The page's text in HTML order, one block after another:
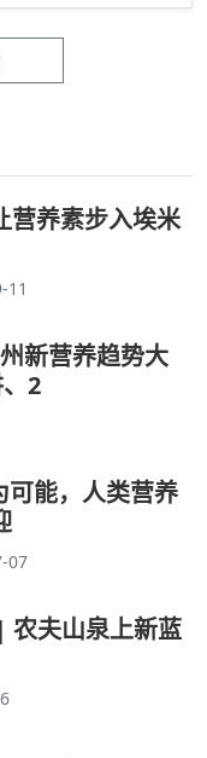
营养素步入埃米
11
新营养趋势大
2
可能，人类营养
07
农夫山泉上新蓝